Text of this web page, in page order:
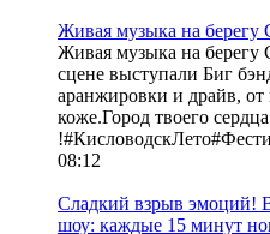
Живая музыка на берегу
Живая музыка на берегу
сцене выступали Биг
аранжировки и драйв, от
коже.Город твоего сердца
08:12
Сладкий взрыв эмоций!
шоу: каждые 15 минут